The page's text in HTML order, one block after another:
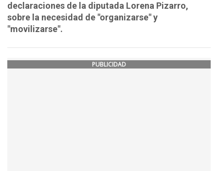
declaraciones de la diputada Lorena Pizarro,
sobre la necesidad de "organizarse" y
"movilizarse".
PUBLICIDAD